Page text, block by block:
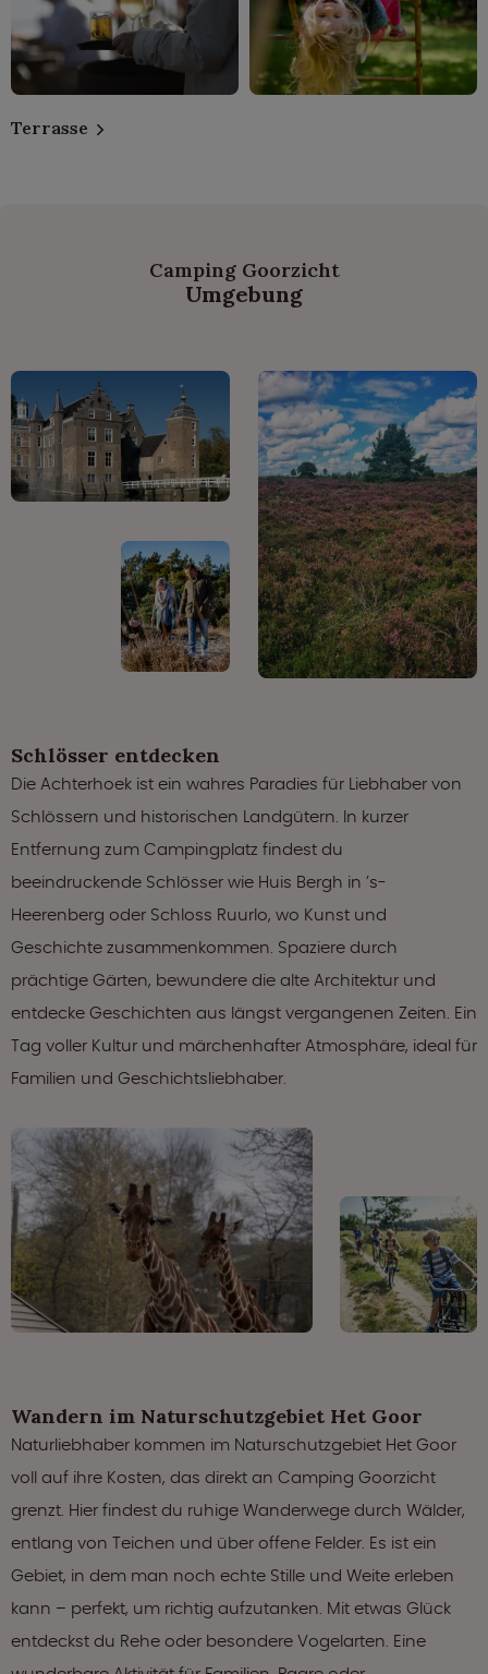
Terrasse
Camping Goorzicht
Umgebung
Schlösser entdecken
Die Achterhoek ist ein wahres Paradies für Liebhaber von
Schlössern und historischen Landgütern. In kurzer
Entfernung zum Campingplatz findest du
beeindruckende Schlösser wie Huis Bergh in ’s-
Heerenberg oder Schloss Ruurlo, wo Kunst und
Geschichte zusammenkommen. Spaziere durch
prächtige Gärten, bewundere die alte Architektur und
entdecke Geschichten aus längst vergangenen Zeiten. Ein
Tag voller Kultur und märchenhafter Atmosphäre, ideal für
Familien und Geschichtsliebhaber.
Wandern im Naturschutzgebiet Het Goor
Naturliebhaber kommen im Naturschutzgebiet Het Goor
voll auf ihre Kosten, das direkt an Camping Goorzicht
grenzt. Hier findest du ruhige Wanderwege durch Wälder,
entlang von Teichen und über offene Felder. Es ist ein
Gebiet, in dem man noch echte Stille und Weite erleben
kann – perfekt, um richtig aufzutanken. Mit etwas Glück
entdeckst du Rehe oder besondere Vogelarten. Eine